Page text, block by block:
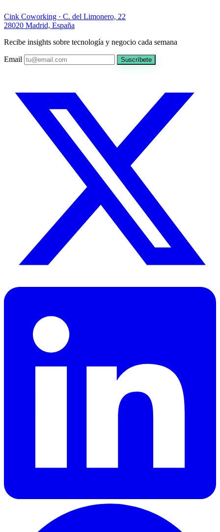
Cink Coworking · C. del Limonero, 22
28020 Madrid, España
Recibe insights sobre tecnología y negocio cada semana
Email Suscríbete